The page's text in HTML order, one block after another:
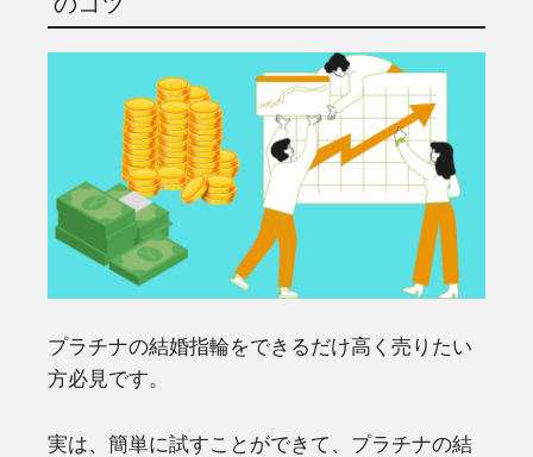
プラチナの結婚指輪をできるだけ高く売りたい
方必見です。
実は、簡単に試すことができて、プラチナの結